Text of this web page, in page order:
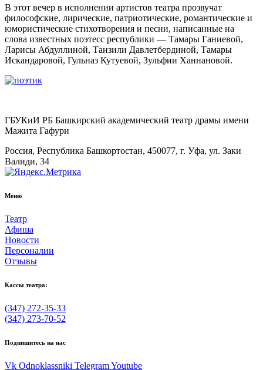
В этот вечер в исполнении артистов театра прозвучат
философские, лирические, патриотические, романтические и
юмористические стихотворения и песни, написанные на
слова известных поэтесс республики — Тамары Ганиевой,
Ларисы Абдуллиной, Танзили Давлетбердиной, Тамары
Искандаровой, Гульназ Кутуевой, Зульфии Ханнановой.
ГБУКиИ РБ Башкирский академический театр драмы имени
Мажита Гафури
Россия, Республика Башкортостан, 450077, г. Уфа, ул. Заки
Валиди, 34
Меню
Театр
Афиша
Новости
Персоналии
Отзывы
Кассы театра:
(347) 272-35-33
(347) 273-70-52
Подпишитесь на нас
Vk Odnoklassniki TelegramYoutube